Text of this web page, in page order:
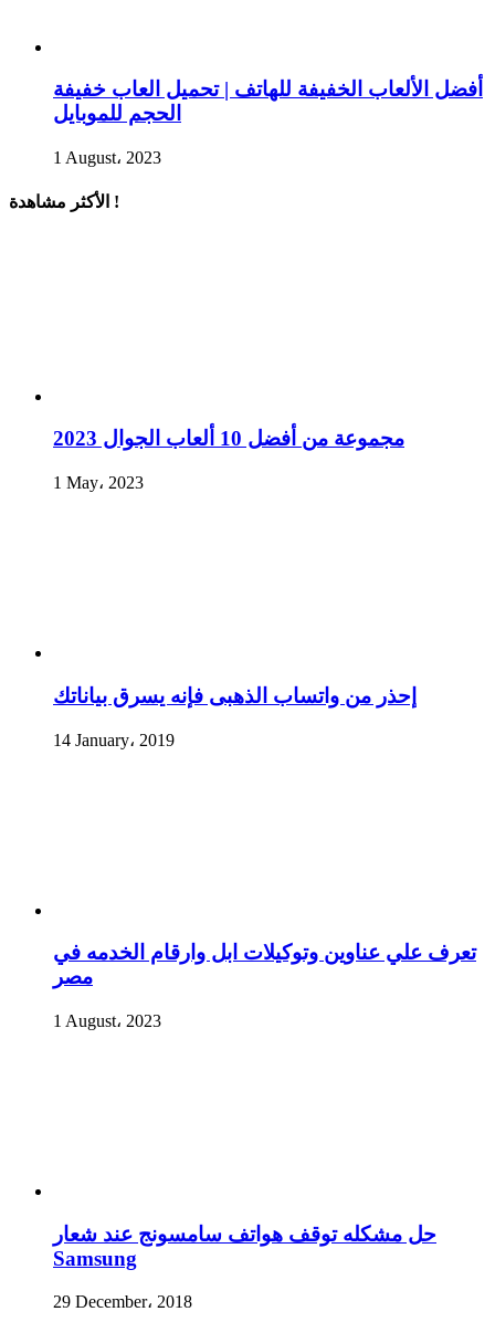
أفضل الألعاب الخفيفة للهاتف | تحميل العاب خفيفة
الحجم للموبايل
1 August، 2023
الأكثر مشاهدة !
مجموعة من أفضل 10 ألعاب الجوال 2023
1 May، 2023
إحذر من واتساب الذهبى فإنه يسرق بياناتك
14 January، 2019
تعرف علي عناوين وتوكيلات ابل وارقام الخدمه في
مصر
1 August، 2023
حل مشكله توقف هواتف سامسونج عند شعار
Samsung
29 December، 2018